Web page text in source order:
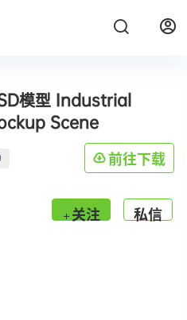
模型 Industrial
Scene
前往下载
关注 私信